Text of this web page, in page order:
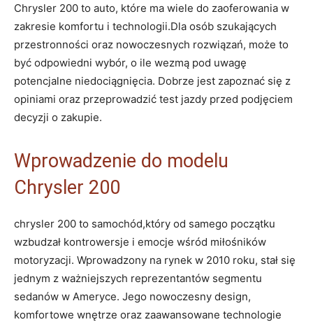
Chrysler 200 to auto, które ma wiele do zaoferowania w
zakresie komfortu i technologii.Dla osób szukających
przestronności oraz nowoczesnych rozwiązań, może to
być odpowiedni wybór, o ile wezmą pod uwagę
potencjalne niedociągnięcia. Dobrze jest zapoznać się z
opiniami oraz przeprowadzić test jazdy przed podjęciem
decyzji o zakupie.
Wprowadzenie do modelu
Chrysler 200
chrysler 200 to samochód,który od samego początku
wzbudzał kontrowersje i emocje wśród miłośników
motoryzacji. Wprowadzony na rynek w 2010 roku, stał się
jednym z ważniejszych reprezentantów segmentu
sedanów w Ameryce. Jego nowoczesny design,
komfortowe wnętrze oraz zaawansowane technologie